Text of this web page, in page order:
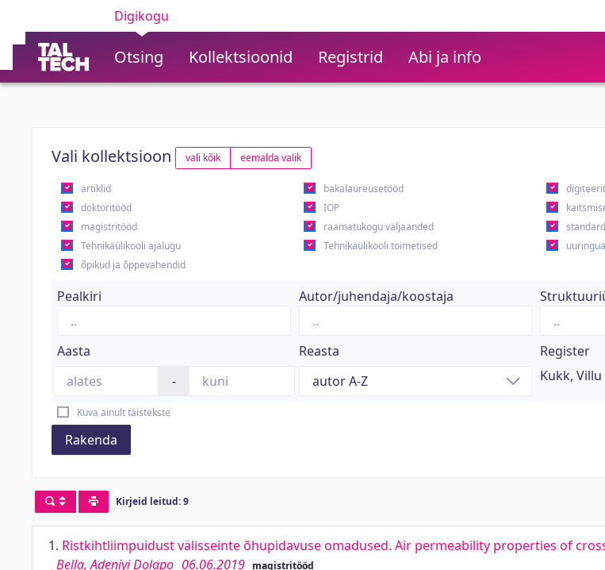
Digikogu
Otsing Kollektsioonid Registrid Abi ja info
Vali kollektsioon vali kõik eemalda valik
artiklid bakalaureusetööd
doktoritööd
IOP
magistritööd
raamatukogu väljaanded
Tehnikaülikooli ajalugu
Tehnikaülikooli toimetised
õpikud ja õppevahendid
Pealkiri Autor/juhendaja/koostaja
Aasta
-
Reasta
Register
Kukk,
Kuva ainult täistekste
Rakenda
Kirjeid leitud: 9
1. Ristkihtliimpuidust välisseinte õhupidavuse omadused. Air permeability properties of
Bella, Adeniyi Dolapo 06.06.2019 magistritööd